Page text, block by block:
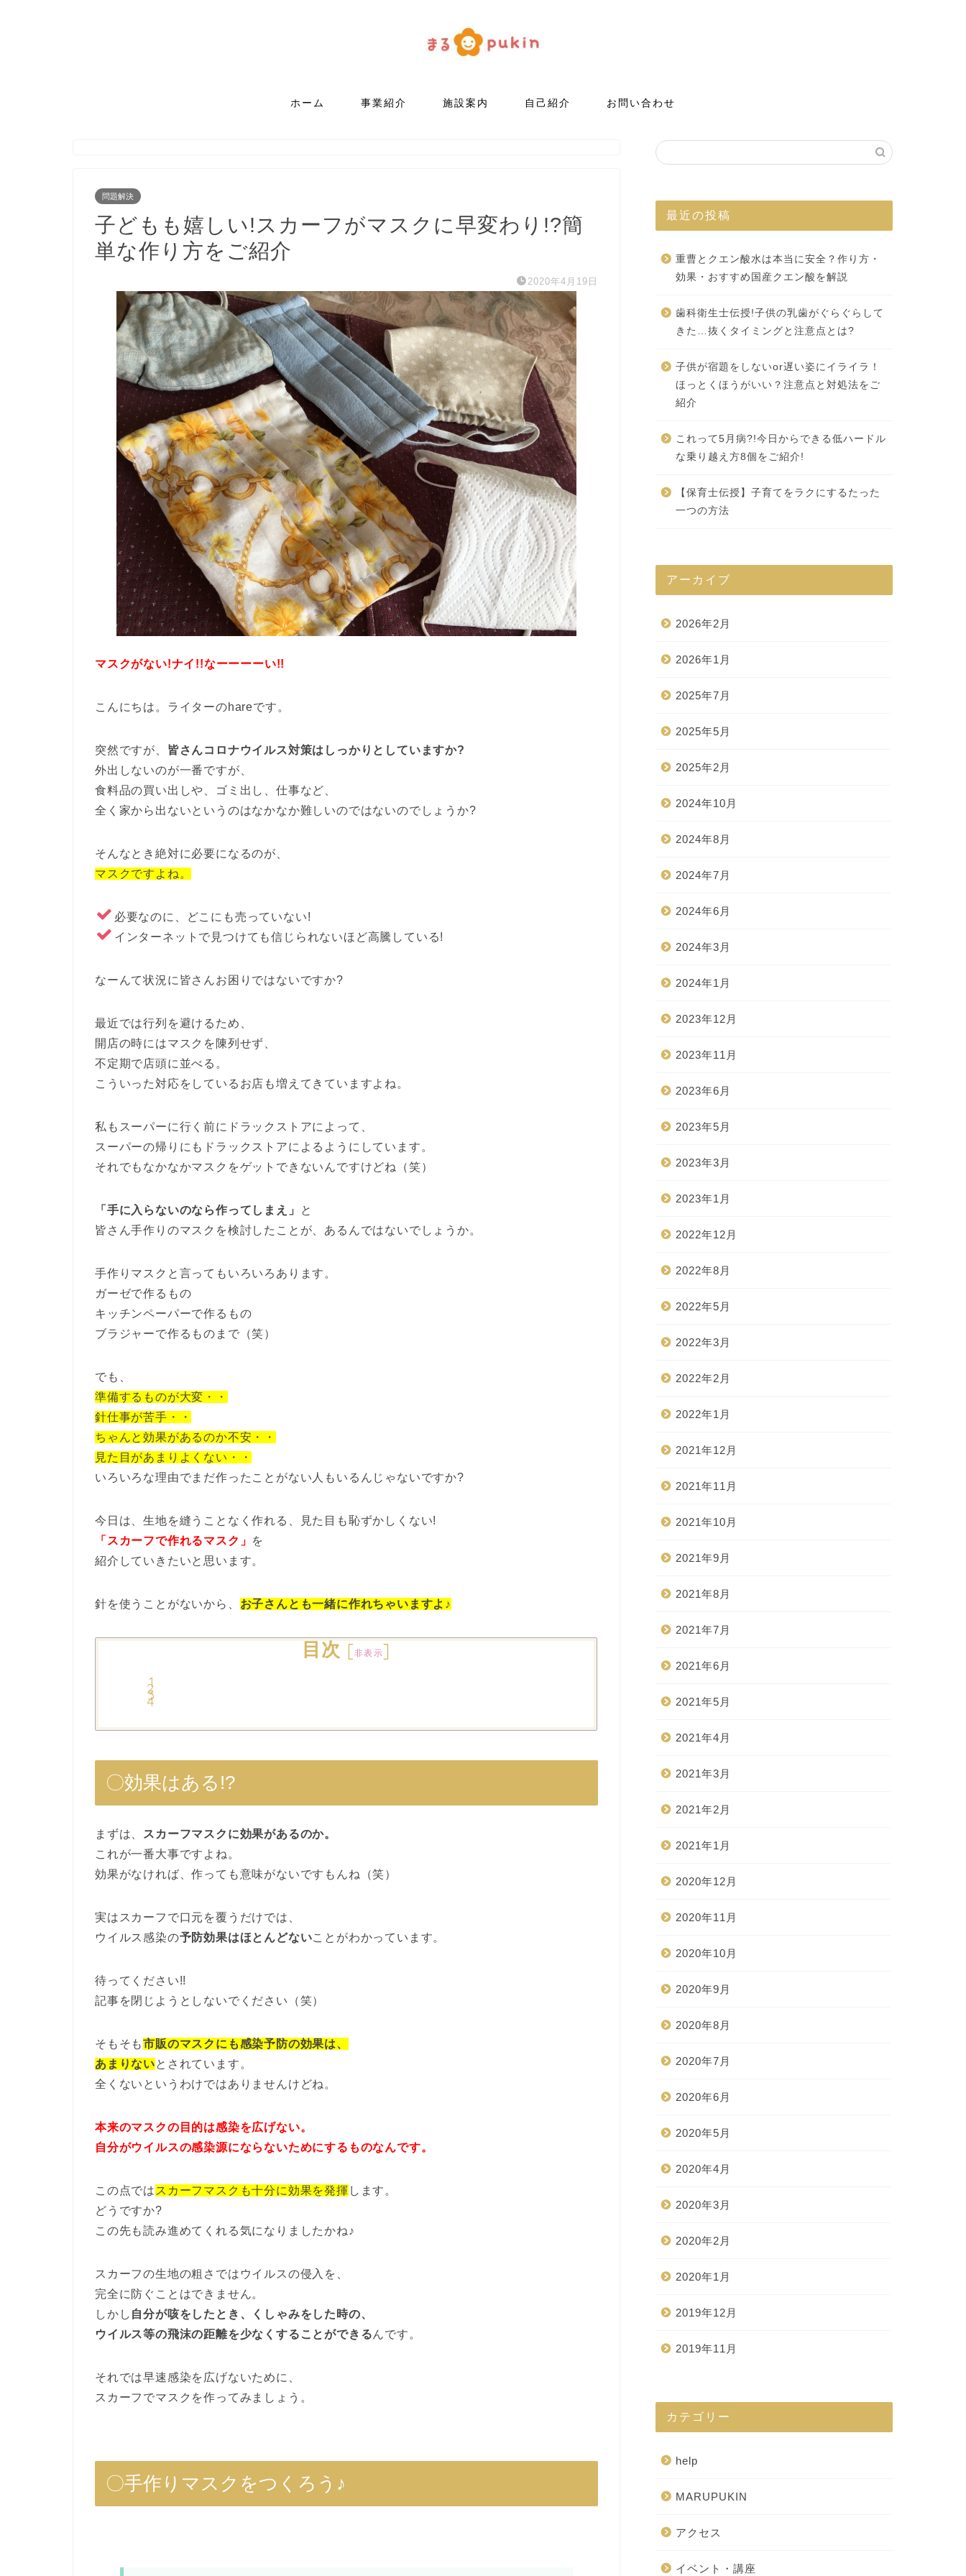
ホーム 事業紹介 施設案内 自己紹介 お問い合わせ
問題解決
子どもも嬉しい!スカーフがマスクに早変わり!?簡
単な作り方をご紹介
2020年4月19日
マスクがない!ナイ!!なーーーーい!!
こんにちは。ライターのhareです。
突然ですが、 皆さんコロナウイルス対策はしっかりとしていますか?
外出しないのが一番ですが、
食料品の買い出しや、ゴミ出し、仕事など、
全く家から出ないというのはなかなか難しいのではないのでしょうか?
そんなとき絶対に必要になるのが、
マスクですよね。
必要なのに、どこにも売っていない!
インターネットで見つけても信じられないほど高騰している!
なーんて状況に皆さんお困りではないですか?
最近では行列を避けるため、
開店の時にはマスクを陳列せず、
不定期で店頭に並べる。
こういった対応をしているお店も増えてきていますよね。
私もスーパーに行く前にドラックストアによって、
スーパーの帰りにもドラックストアによるようにしています。
それでもなかなかマスクをゲットできないんですけどね（笑）
「手に入らないのなら作ってしまえ」
と
皆さん手作りのマスクを検討したことが、あるんではないでしょうか。
手作りマスクと言ってもいろいろあります。
ガーゼで作るもの
キッチンペーパーで作るもの
ブラジャーで作るものまで（笑）
でも、
準備するものが大変・・
針仕事が苦手・・
ちゃんと効果があるのか不安・・
見た目があまりよくない・・
いろいろな理由でまだ作ったことがない人もいるんじゃないですか?
今日は、生地を縫うことなく作れる、見た目も恥ずかしくない!
「スカーフで作れるマスク」 を
紹介していきたいと思います。
針を使うことがないから、 お子さんとも一緒に作れちゃいますよ♪
目次 [非表示]
〇効果はある!?
まずは、
スカーフマスクに効果があるのか。
これが一番大事ですよね。
効果がなければ、作っても意味がないですもんね（笑）
実はスカーフで口元を覆うだけでは、
ウイルス感染の予防効果はほとんどないことがわかっています。
待ってください!!
記事を閉じようとしないでください（笑）
そもそも市販のマスクにも感染予防の効果は、
あまりないとされています。
全くないというわけではありませんけどね。
本来のマスクの目的は感染を広げない。
自分がウイルスの感染源にならないためにするものなんです。
この点では スカーフマスクも十分に効果を発揮 します。
どうですか?
この先も読み進めてくれる気になりましたかね♪
スカーフの生地の粗さではウイルスの侵入を、
完全に防ぐことはできません。
しかし 自分が咳をしたとき、くしゃみをした時の、
ウイルス等の飛沫の距離を少なくすることができるんです。
それでは早速感染を広げないために、
スカーフでマスクを作ってみましょう。
〇手作りマスクをつくろう♪
最近の投稿
重曹とクエン酸水は本当に安全？作り方・
効果・おすすめ国産クエン酸を解説
歯科衛生士伝授!子供の乳歯がぐらぐらして
きた…抜くタイミングと注意点とは?
子供が宿題をしないor遅い姿にイライラ！
ほっとくほうがいい？注意点と対処法をご
紹介
これって5月病?!今日からできる低ハードル
な乗り越え方8個をご紹介!
【保育士伝授】子育てをラクにするたった
一つの方法
アーカイブ
2026年2月
2026年1月
2025年7月
2025年5月
2025年2月
2024年10月
2024年8月
2024年7月
2024年6月
2024年3月
2024年1月
2023年12月
2023年11月
2023年6月
2023年5月
2023年3月
2023年1月
2022年12月
2022年8月
2022年5月
2022年3月
2022年2月
2022年1月
2021年12月
2021年11月
2021年10月
2021年9月
2021年8月
2021年7月
2021年6月
2021年5月
2021年4月
2021年3月
2021年2月
2021年1月
2020年12月
2020年11月
2020年10月
2020年9月
2020年8月
2020年7月
2020年6月
2020年5月
2020年4月
2020年3月
2020年2月
2020年1月
2019年12月
2019年11月
カテゴリー
help
MARUPUKIN
アクセス
イベント・講座